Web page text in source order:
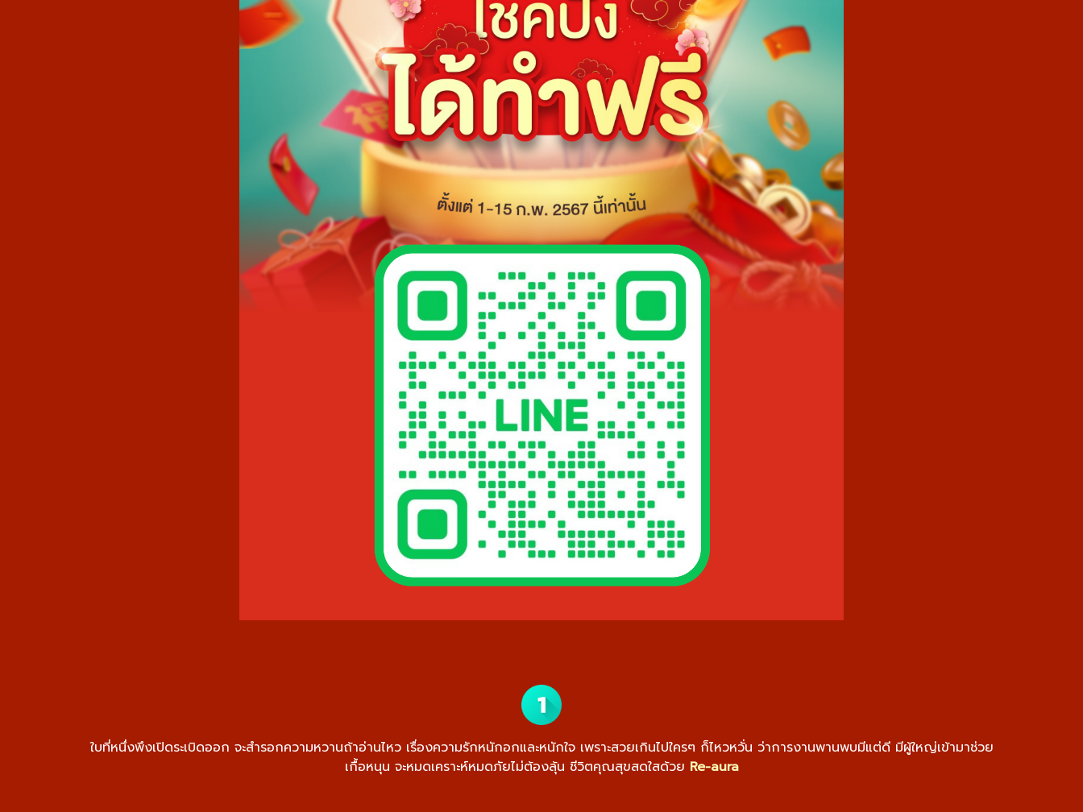
ใบที่หนึ่งพึงเปิดระเบิดออก จะสำรอกความหวานถ้าอ่านไหว เรื่องความรักหนักอกและหนักใจ เพราะสวยเกินไปใครๆ ก็ไหวหวั่น ว่าการงานพานพบมีแต่ดี มีผู้ใหญ่เข้ามาช่วย
เกื้อหนุน จะหมดเคราะห์หมดภัยไม่ต้องลุ้น ชีวิตคุณสุขสดใสด้วย Re-aura